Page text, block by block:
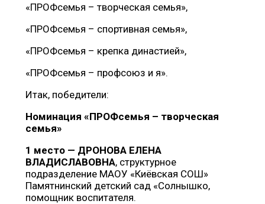
«ПРОФсемья – творческая семья»,
«ПРОФсемья – спортивная семья»,
«ПРОФсемья – крепка династией»,
«ПРОФсемья – профсоюз и я».
Итак, победители:
Номинация «ПРОФсемья – творческая
семья»
1 место — ДРОНОВА ЕЛЕНА
ВЛАДИСЛАВОВНА, структурное
подразделение МАОУ «Киёвская СОШ»
Памятнинский детский сад «Солнышко,
помощник воспитателя.